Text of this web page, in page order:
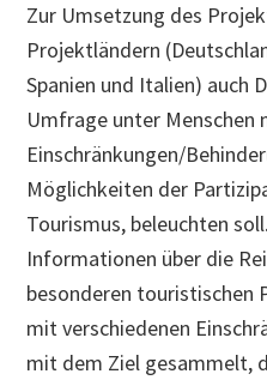
Zur Umsetzung des
Projektländern
Spanien und Italien) auch
Umfrage unter Menschen
Einschränkungen/
Möglichkeiten der
Tourismus, beleuchten
Informationen über die
besonderen touristischen
mit verschiedenen
mit dem Ziel gesammelt,